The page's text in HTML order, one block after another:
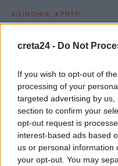
creta24 - Do Not
If you wish to opt-out of
processing of your
targeted advertising by
section to confirm your
opt-out request is
interest-based ads based
us or personal information
your opt-out. You may
ΚΟΙΝΩΝΙΑ ΚΡΗΤΗ
Ηράκλειο:
πάρκο δίπλα στο
Δημοτικού Σχολείου
Newsroom 14